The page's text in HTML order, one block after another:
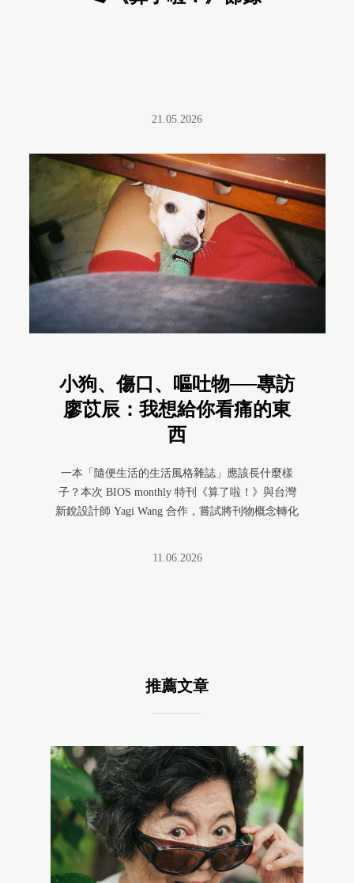
21.05.2026
小狗、傷口、嘔吐物──專訪
廖苡辰：我想給你看痛的東
西
一本「隨便生活的生活風格雜誌」應該長什麼樣
子？本次 BIOS monthly 特刊《算了啦！》與台灣
新銳設計師 Yagi Wang 合作，嘗試將刊物概念轉化
11.06.2026
推薦文章